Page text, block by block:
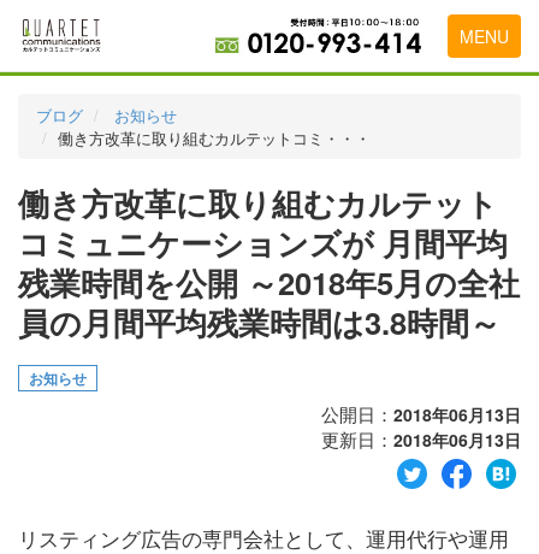
MENU
料金表
実績・お客様の声
初めて導入をお考えの方
代理店の乗り換えをお考えの方
広告代理店・HP制作会社様へ
お申し込みから運用開始までの流れ
ブログ
お知らせ
働き方改革に取り組むカルテットコミ・・・
働き方改革に取り組むカルテット
コミュニケーションズが 月間平均
残業時間を公開 ～2018年5月の全社
員の月間平均残業時間は3.8時間～
お知らせ
公開日： 2018年06月13日
更新日： 2018年06月13日
リスティング広告の専門会社として、運用代行や運用